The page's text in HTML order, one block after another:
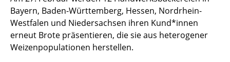
Bayern, Baden-Württemberg, Hessen, Nordrhein-
Westfalen und Niedersachsen ihren Kund*innen
erneut Brote präsentieren, die sie aus heterogener
Weizenpopulationen herstellen.